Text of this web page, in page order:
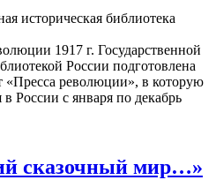
1917 г. Государственной
России подготовлена
«Пресса революции», в которую
России с января по декабрь
сказочный мир…»